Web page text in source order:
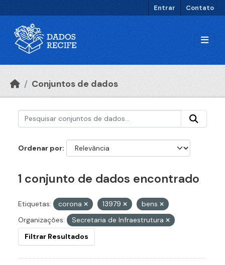
Entrar Contato
Conjuntos de dados
Ordenar por
1 conjunto de dados encontrado
Etiquetas: corona 13979
bens
Organizações:
Secretaria de Infraestrutura
Filtrar Resultados